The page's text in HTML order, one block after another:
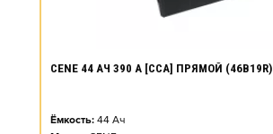
CENE 44 АЧ 390 А [CCA] ПРЯМОЙ (46B19R)
Ёмкость: 44 Ач